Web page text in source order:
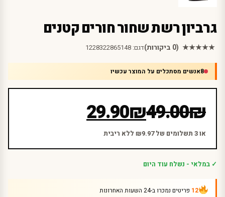
גרביון רשת שחור חורים קטנים
★★★★★ (0 ביקורות) דגם: 1228322865148
8אנשים מסתכלים על המוצר עכשיו
₪
49.00המחיר
המקורי
היה:
₪
29.90
המחיר
הנוכחי
הוא:או 3 תשלומים של ₪9.97 ללא ריבית
✓ במלאי - נשלח עוד היום
12 פריטים נמכרו ב-24 השעות האחרונות